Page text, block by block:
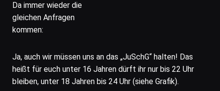
Da immer wieder die
gleichen Anfragen
kommen:
Ja, auch wir müssen uns an das „JuSchG“ halten! Das
heißt für euch unter 16 Jahren dürft ihr nur bis 22 Uhr
bleiben, unter 18 Jahren bis 24 Uhr (siehe Grafik).